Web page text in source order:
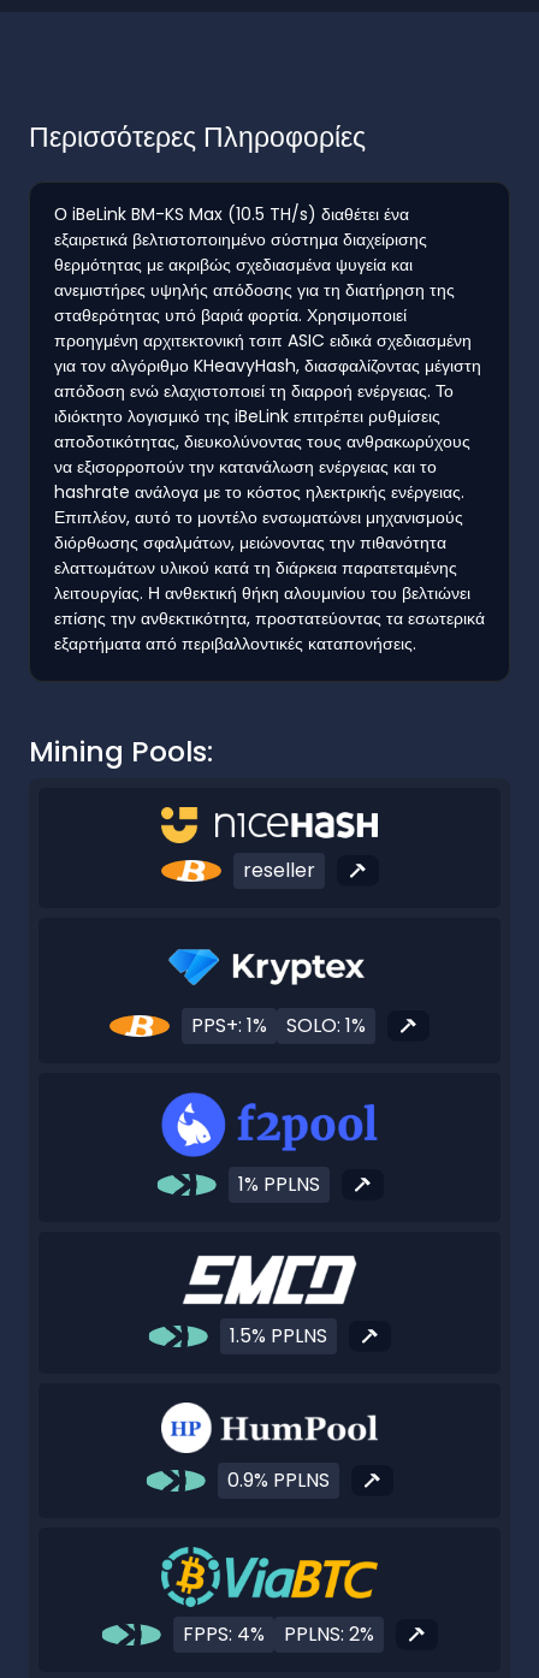
Περισσότερες Πληροφορίες
Ο iBeLink BM-KS Max (10.5 TH/s) διαθέτει ένα
εξαιρετικά βελτιστοποιημένο σύστημα διαχείρισης
θερμότητας με ακριβώς σχεδιασμένα ψυγεία και
ανεμιστήρες υψηλής απόδοσης για τη διατήρηση της
σταθερότητας υπό βαριά φορτία. Χρησιμοποιεί
προηγμένη αρχιτεκτονική τσιπ ASIC ειδικά σχεδιασμένη
για τον αλγόριθμο KHeavyHash, διασφαλίζοντας μέγιστη
απόδοση ενώ ελαχιστοποιεί τη διαρροή ενέργειας. Το
ιδιόκτητο λογισμικό της iBeLink επιτρέπει ρυθμίσεις
αποδοτικότητας, διευκολύνοντας τους ανθρακωρύχους
να εξισορροπούν την κατανάλωση ενέργειας και το
hashrate ανάλογα με το κόστος ηλεκτρικής ενέργειας.
Επιπλέον, αυτό το μοντέλο ενσωματώνει μηχανισμούς
διόρθωσης σφαλμάτων, μειώνοντας την πιθανότητα
ελαττωμάτων υλικού κατά τη διάρκεια παρατεταμένης
λειτουργίας. Η ανθεκτική θήκη αλουμινίου του βελτιώνει
επίσης την ανθεκτικότητα, προστατεύοντας τα εσωτερικά
εξαρτήματα από περιβαλλοντικές καταπονήσεις.
Mining Pools:
reseller
PPS+: 1% SOLO: 1%
1% PPLNS
1.5% PPLNS
0.9% PPLNS
FPPS: 4% PPLNS: 2%